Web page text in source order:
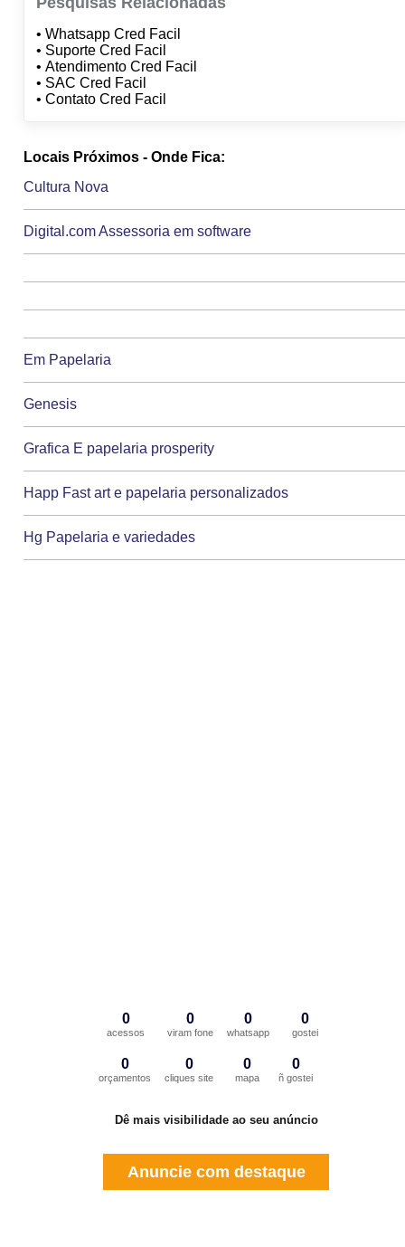
• Whatsapp Cred Facil
• Suporte Cred Facil
• Atendimento Cred Facil
• SAC Cred Facil
• Contato Cred Facil
Locais Próximos - Onde Fica:
Cultura Nova
Digital.com Assessoria em software
Em Papelaria
Genesis
Grafica E papelaria prosperity
Happ Fast art e papelaria personalizados
Hg Papelaria e variedades
0
acessos
0
viram fone
0
whatsapp
0
gostei
0
orçamentos
0
cliques site
0
mapa
0
ñ gostei
Dê mais visibilidade ao seu anúncio
Anuncie com destaque